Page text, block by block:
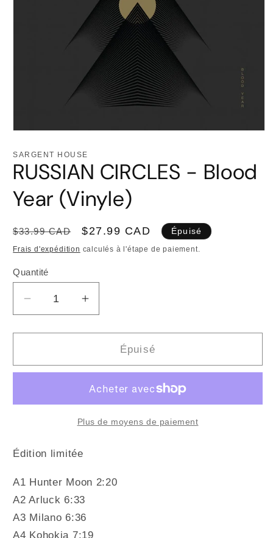
média
dans
une
fenêtre
modale
SARGENT HOUSE
RUSSIAN CIRCLES - Blood
Year (Vinyle)
Prix
habituel
$33.99 CAD
Prix
promotionnel
$27.99 CAD Épuisé
Frais d'expédition calculés à l'étape de paiement.
Quantité
Quantité
Réduire
la
quantité
RUSSIAN
Blood
Augmenter
la
quantité
RUSSIAN
Blood
Year
Épuisé
Plus de moyens de paiement
Édition limitée
A1 Hunter Moon 2:20
A2 Arluck 6:33
A3 Milano 6:36
A4 Kohokia 7:19